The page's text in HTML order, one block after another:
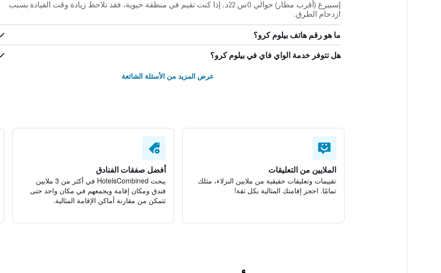
إسبيرغ (أقرب مطار) حوالي 0س 22د. إذا كنت تقيم في منطقة حيوية، فقد تلاحظ زيادة وقت القيادة بسبب
ازدحام الطرق.
ما هو رقم هاتف بيلوم كرو؟
هل تتوفر خدمة الواي فاي في بيلوم كرو؟
عرض المزيد من الأسئلة الشائعة
الملايين من التعليقات
تقييمات وتعليقات حقيقية من ملايين النزلاء، مثلك
تمامًا. احجز إقامتك المثالية بكل ثقة!
أفضل صفقات الفنادق
يبحث HotelsCombined في أكثر من 3 ملايين
فندق ومكان إقامة ويجمعهم في مكان واحد حتى
تتمكن من مقارنة أماكن الإقامة المثالية.